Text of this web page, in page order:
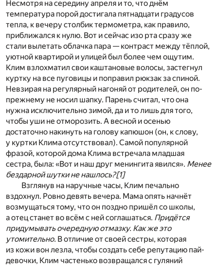
Несмотря на середину апреля и то, что днём
температура порой достигала пятнадцати градусов
тепла, к вечеру столбик термометра, как правило,
приближался к нулю. Вот и сейчас изо рта сразу же
стали вылетать облачка пара — контраст между тёплой,
уютной квартирой и улицей был более чем ощутим.
Клим взлохматил свои каштановые волосы, застегнул
куртку на все пуговицы и поправил рюкзак за спиной.
Невзирая на регулярный нагоняй от родителей, он по-
прежнему не носил шапку. Парень считал, что она
нужна исключительно зимой, да и то лишь для того,
чтобы уши не отморозить. А весной и осенью
достаточно накинуть на голову капюшон (он, к слову,
у куртки Клима отсутствовал). Самой популярной
фразой, которой дома Клима встречала младшая
сестра, была: «Вот и наш друг менингита явился». Менее
бездарной шутки не нашлось?[1]
Взглянув на наручные часы, Клим печально
вздохнул. Ровно девять вечера. Мама опять начнёт
возмущаться тому, что он поздно пришёл со школы,
а отец станет во всём с ней соглашаться. Придётся
придумывать очередную отмазку. Как же это
утомительно. В отличие от своей сестры, которая
из кожи вон лезла, чтобы создать себе репутацию пай-
девочки, Клим частенько возвращался с гуляний